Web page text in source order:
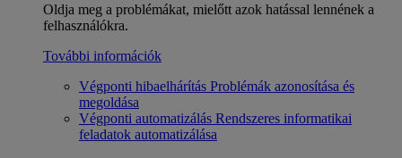
Oldja meg a problémákat, mielőtt azok hatással lennének a
felhasználókra.
További információk
Végponti hibaelhárítás Problémák azonosítása és
megoldása
Végponti automatizálás Rendszeres informatikai
feladatok automatizálása